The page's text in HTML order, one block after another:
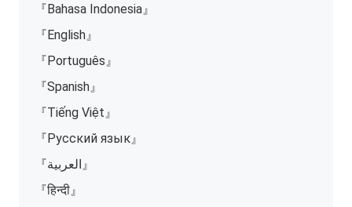
『Bahasa Indonesia』
『English』
『Português』
『Spanish』
『Tiếng Việt』
『Русский язык』
『العربية』
『हिन्दी』